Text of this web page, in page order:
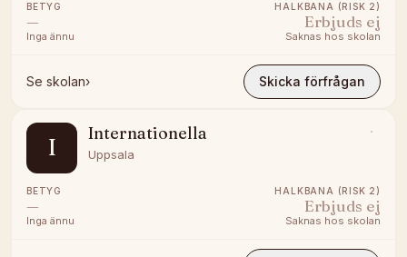
BETYG
—
Inga ännu
HALKBANA (RISK 2)
Erbjuds ej
Saknas hos skolan
Se skolan› Skicka förfrågan
I
Internationella
Uppsala
BETYG
—
Inga ännu
HALKBANA (RISK 2)
Erbjuds ej
Saknas hos skolan